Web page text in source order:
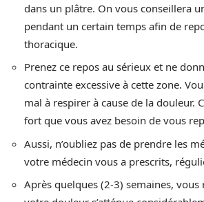
dans un plâtre. On vous conseillera
pendant un certain temps afin de
thoracique.
Prenez ce repos au sérieux et ne
contrainte excessive à cette zone.
mal à respirer à cause de la douleur.
fort que vous avez besoin de vous
Aussi, n’oubliez pas de prendre les
votre médecin vous a prescrits,
Après quelques (2-3) semaines,